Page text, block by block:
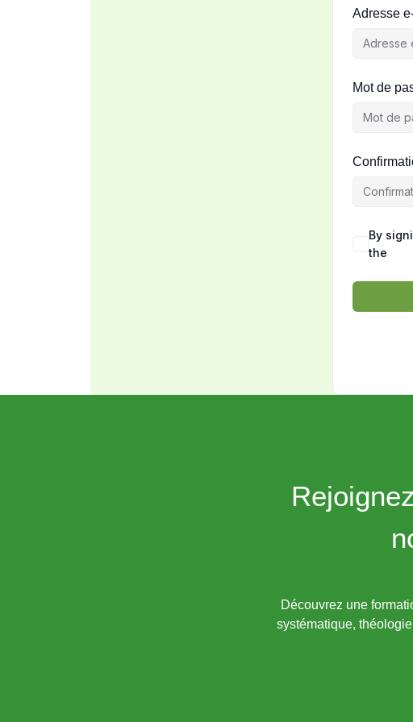
Adresse
Mot de
By
the
Découvrez une
systématique,